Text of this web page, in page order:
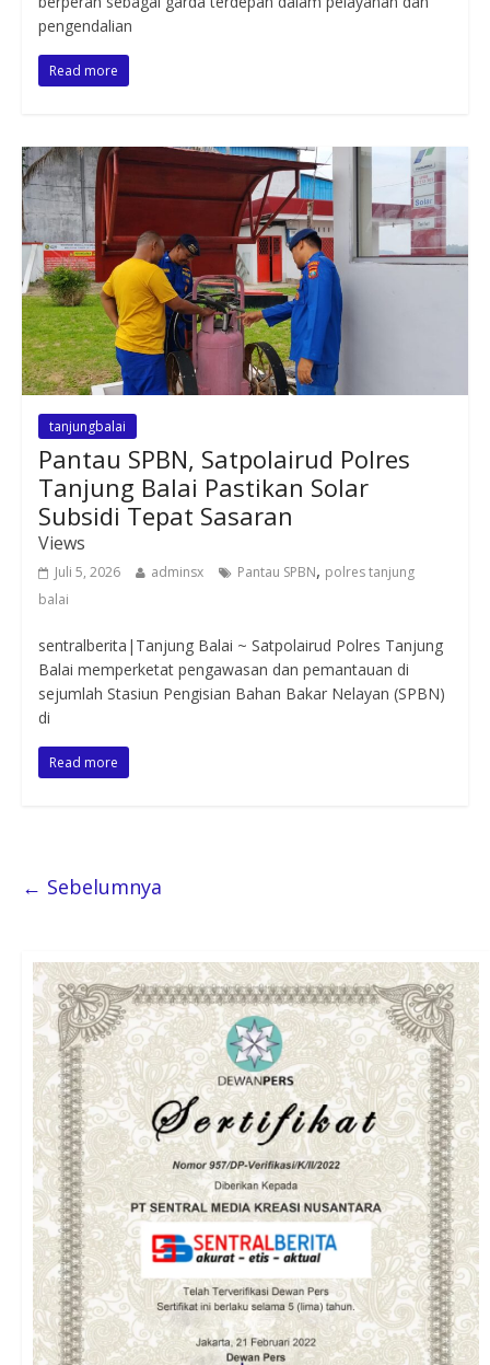
pengendalian
Read more
tanjungbalai
Pantau SPBN, Satpolairud Polres
Tanjung Balai Pastikan Solar
Subsidi Tepat Sasaran
Views
Juli 5, 2026 adminsx Pantau SPBN, polres tanjung
balai
sentralberita|Tanjung Balai ~ Satpolairud Polres Tanjung
Balai memperketat pengawasan dan pemantauan di
sejumlah Stasiun Pengisian Bahan Bakar Nelayan (SPBN)
di
Read more
← Sebelumnya